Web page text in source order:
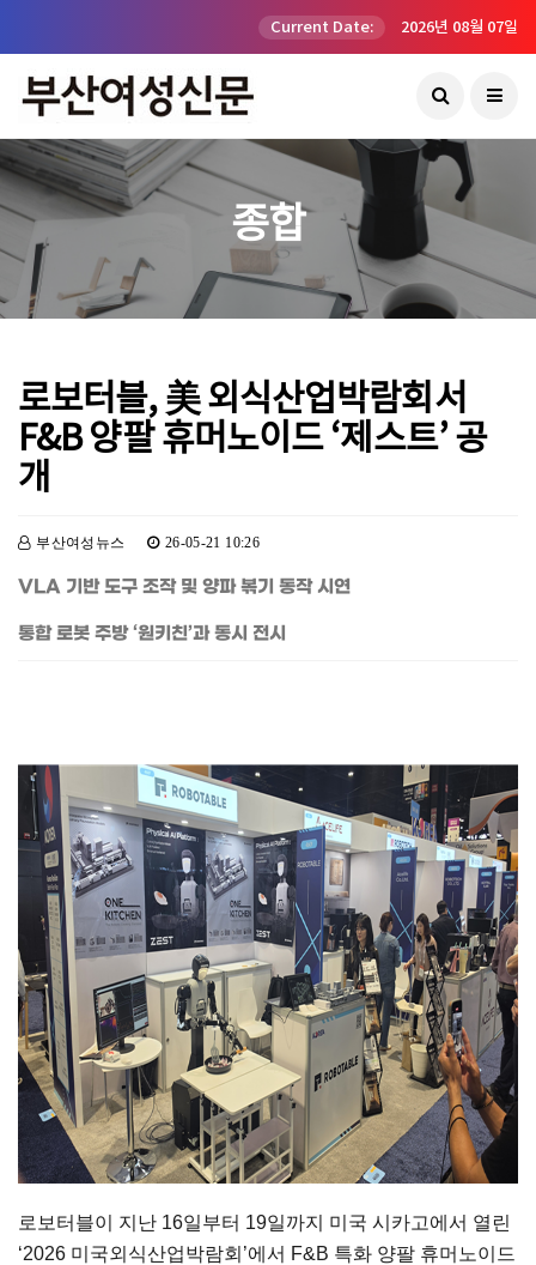
Current Date: 2026년 08월 07일
종합
로보터블, 美 외식산업박람회서
F&B 양팔 휴머노이드 ‘제스트’ 공
개
부산여성뉴스 26-05-21 10:26
VLA 기반 도구 조작 및 양파 볶기 동작 시연
통합 로봇 주방 ‘원키친’과 동시 전시
로보터블이 지난 16일부터 19일까지 미국 시카고에서 열린
‘2026 미국외식산업박람회 ’에서 F&B 특화 양팔 휴머노이드